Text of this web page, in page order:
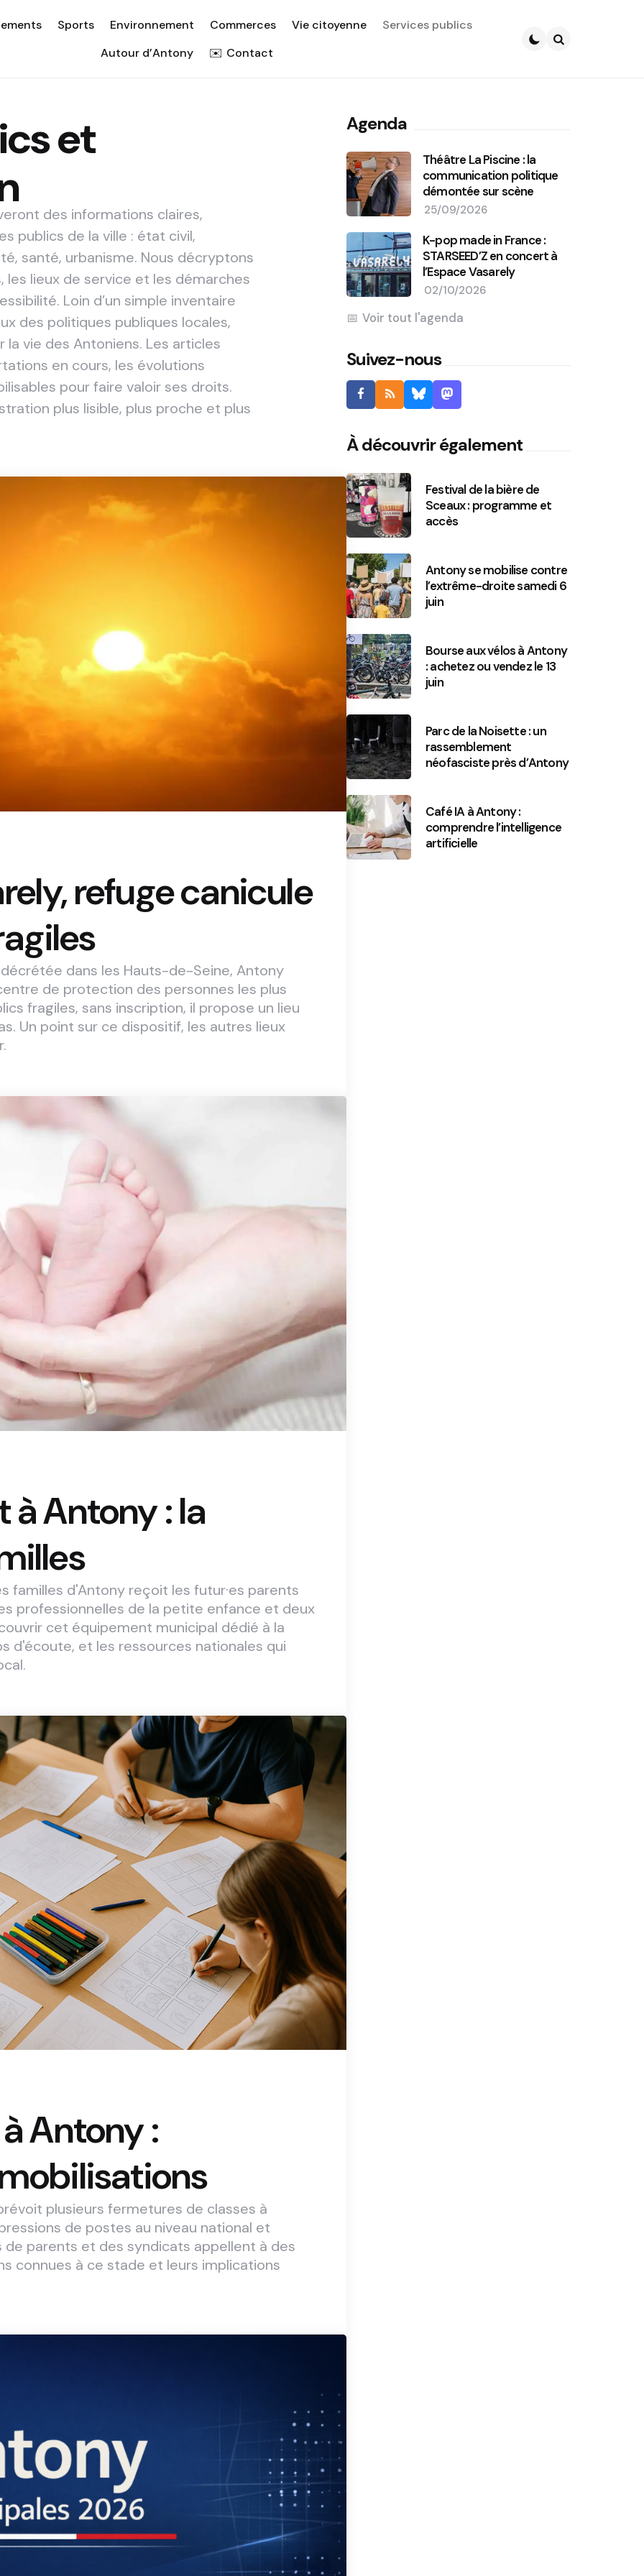
Sports Environnement Commerces Vie citoyenne
Services publics
Autour d’Antony
Contact
et
des informations claires,
publics de la ville : état civil,
santé, urbanisme. Nous décryptons
les lieux de service et les démarches
Loin d’un simple inventaire
des politiques publiques locales,
vie des Antoniens. Les articles
en cours, les évolutions
pour faire valoir ses droits.
plus lisible, plus proche et plus
refuge canicule
dans les Hauts-de-Seine, Antony
de protection des personnes les plus
fragiles, sans inscription, il propose un lieu
Un point sur ce dispositif, les autres lieux
à Antony : la
familles d'Antony reçoit les futur·es parents
professionnelles de la petite enfance et deux
cet équipement municipal dédié à la
d'écoute, et les ressources nationales qui
Antony :
plusieurs fermetures de classes à
de postes au niveau national et
parents et des syndicats appellent à des
connues à ce stade et leurs implications
Agenda
Théâtre La Piscine : la
communication politique
démontée sur scène
25/09/2026
K-pop made in France :
STARSEED’Z en concert à
l’Espace Vasarely
02/10/2026
Voir tout l'agenda
Suivez-nous
À découvrir également
Festival de la bière de
Sceaux : programme et
accès
Antony se mobilise contre
l’extrême-droite samedi 6
juin
Bourse aux vélos à Antony
: achetez ou vendez le 13
juin
Parc de la Noisette : un
rassemblement
néofasciste près d’Antony
Café IA à Antony :
comprendre l’intelligence
artificielle